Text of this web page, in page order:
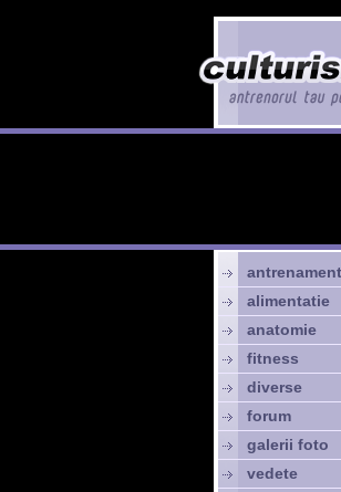
antrenament
alimentatie
anatomie
fitness
diverse
forum
galerii foto
vedete